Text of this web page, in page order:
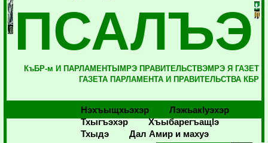
ПСАЛЪЭ
КъБР-м И ПАРЛАМЕНТЫМРЭ ПРАВИТЕЛЬСТВЭМРЭ Я ГАЗЕТ
ГАЗЕТА ПАРЛАМЕНТА И ПРАВИТЕЛЬСТВА КБР
Нэхъыщхьэхэр
Лэжьакlуэхэр
Тхыгъэхэр
Хъыбарегъащlэ
Тхыдэ
Дал Амир и махуэ